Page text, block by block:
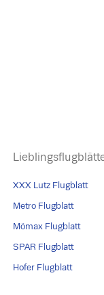
XXX Lutz Flugblatt
Metro Flugblatt
Mömax Flugblatt
SPAR Flugblatt
Hofer Flugblatt